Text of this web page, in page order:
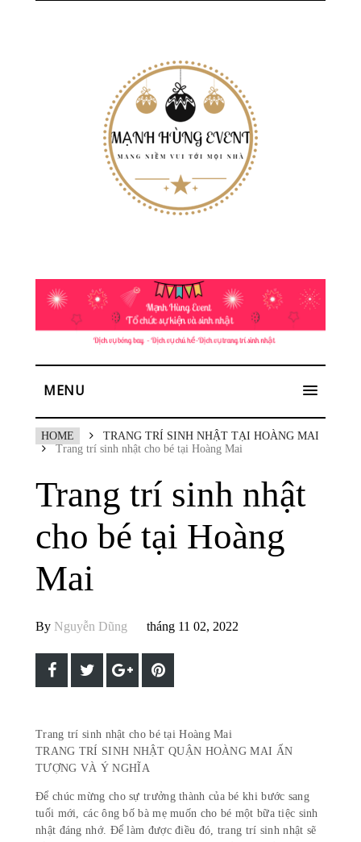
MENU
HOME
TRANG TRÍ SINH NHẬT TẠI HOÀNG MAI
Trang trí sinh nhật cho bé tại Hoàng Mai
Trang trí sinh nhật
cho bé tại Hoàng
Mai
By Nguyễn Dũng tháng 11 02, 2022
Trang trí sinh nhật cho bé tại Hoàng Mai
TRANG TRÍ SINH NHẬT QUẬN HOÀNG MAI ẤN
TƯỢNG VÀ Ý NGHĨA
Để chúc mừng cho sự trưởng thành của bé khi bước sang
tuổi mới, các ông bố bà mẹ muốn cho bé một bữa tiệc sinh
nhật đáng nhớ. Để làm được điều đó, trang trí sinh nhật sẽ